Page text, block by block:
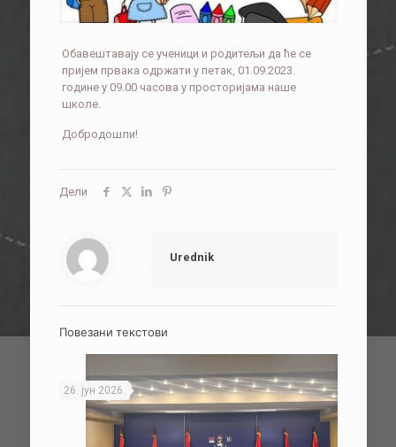
Обавештавају се ученици и родитељи да ће се
пријем првака одржати у петак, 01.09.2023.
године у 09.00 часова у просторијама наше
школе.
Добродошли!
Дели
Urednik
Повезани текстови
26. јун 2026.